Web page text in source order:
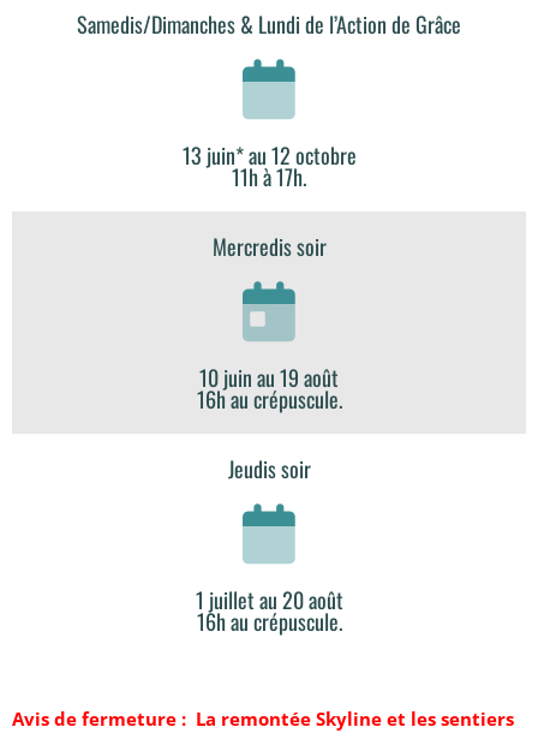
Samedis/Dimanches & Lundi de l’Action de Grâce
13 juin* au 12 octobre
11h à 17h.
Mercredis soir
10 juin au 19 août
16h au crépuscule.
Jeudis soir
1 juillet au 20 août
16h au crépuscule.
Avis de fermeture : La remontée Skyline et les sentiers